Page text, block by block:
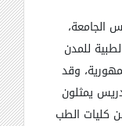
الجامعة،
للمدن
وقد
يمثلون
كليات الطب